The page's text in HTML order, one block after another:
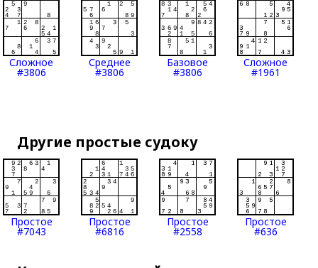
Сложное
#3806
Среднее
#3806
Базовое
#3806
Сложное
#1961
Другие простые судоку
Простое
#7043
Простое
#6816
Простое
#2558
Простое
#636